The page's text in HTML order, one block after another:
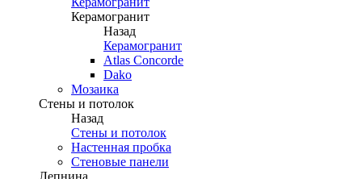
Керамогранит
Назад
Керамогранит
Atlas Concorde
Dako
Мозаика
Стены и потолок
Назад
Стены и потолок
Настенная пробка
Стеновые панели
Лепнина